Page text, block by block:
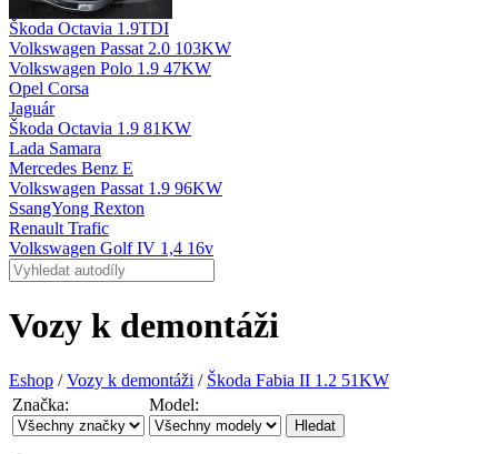
Škoda Octavia 1.9TDI
Volkswagen Passat 2.0 103KW
Volkswagen Polo 1.9 47KW
Opel Corsa
Jaguár
Škoda Octavia 1.9 81KW
Lada Samara
Mercedes Benz E
Volkswagen Passat 1.9 96KW
SsangYong Rexton
Renault Trafic
Volkswagen Golf IV 1,4 16v
Vozy k demontáži
Eshop /Vozy k demontáži / Škoda Fabia II 1.2 51KW
Značka:
Model: